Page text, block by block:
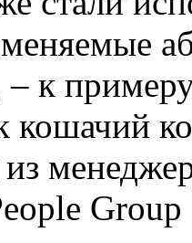
– к
кошачий